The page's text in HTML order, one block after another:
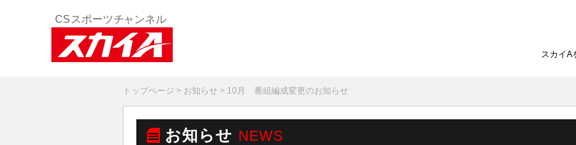
スカイA
トップページ > お知らせ > 10月 番組編成変更のお知らせ
お知らせ NEWS